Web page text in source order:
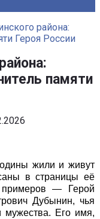
района:
Героя России
памяти
жили и живут
в страницы её
примеров — Герой
Дубынин, чья
мужества. Его имя,